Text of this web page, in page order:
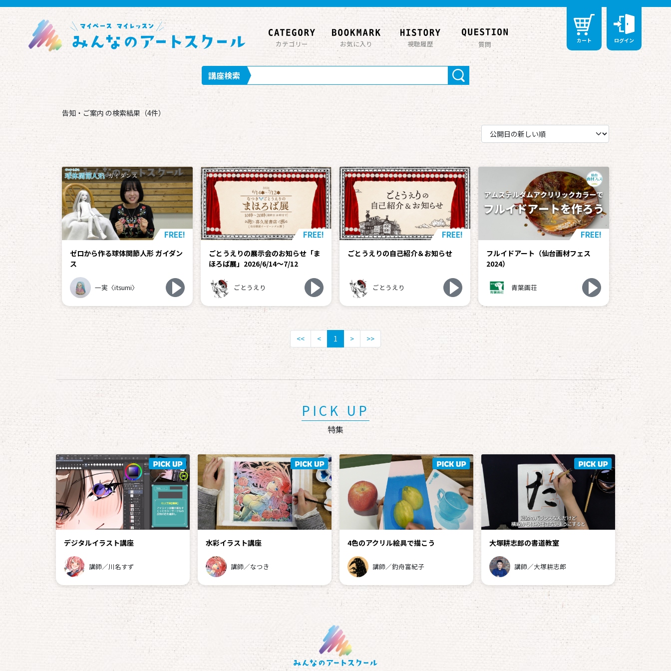
カテゴリー お気に入り 視聴履歴 質問 カート ログイン
講座検索
告知・ご案内 の検索結果（4件）
FREE!
ゼロから作る球体関節人形 ガイダン
ス
一実〈itsumi〉
FREE!
ごとうえりの展示会のお知らせ「ま
ほろば展」2026/6/14～7/12
ごとうえり
FREE!
ごとうえりの自己紹介＆お知らせ
ごとうえり
FREE!
フルイドアート（仙台画材フェス
2024）
青葉画荘
<< < 1 > >>
PICK UP
特集
デジタルイラスト講座
講師／川名すず
水彩イラスト講座
講師／なつき
4色のアクリル絵具で描こう
講師／釣舟富紀子
大塚耕志郎の書道教室
講師／大塚耕志郎